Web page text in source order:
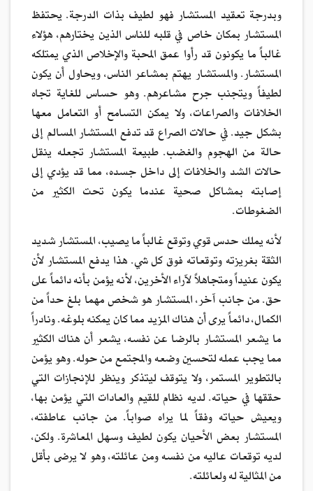
وبدرجة تعقيد المستشار فهو لطيف بذات الدرجة. يحتفظ
المستشار بمكان خاص في قلبه للناس الذين يختارهم، هؤلاء
غالباً ما يكونون قد رأوا عمق المحبة والإخلاص الذي يمتلكه
المستشار. والمستشار يهتم بمشاعر الناس، ويحاول أن يكون
لطيفاً ويتجنب جرح مشاعرهم. وهو حساس للغاية تجاه
الخلافات والصراعات، ولا يمكن التسامح أو التعامل معها
بشكل جيد. في حالات الصراع قد تدفع المستشار المسالم إلى
حالة من الهجوم والغضب. طبيعة المستشار تجعله ينقل
حالات الشد والخلافات إلى داخل جسده، مما قد يؤدي إلى
إصابته بمشاكل صحية عندما يكون تحت الكثير من
الضغوطات.
لأنه يملك حدس قوي وتوقع غالباً ما يصيب، المستشار شديد
الثقة بغريزته وتوقعاته فوق كل شي. هذا يدفع المستشار لأن
يكون عنيداً ومتجاهلاً لآراء الأخرين، لأنه يؤمن بأنه دائماً على
حق. من جانب آخر، المستشار هو شخص مهما بلغ حداً من
الكمال، دائماً يرى أن هناك المزيد مما كان يمكنه بلوغه. ونادراً
ما يشعر المستشار بالرضا عن نفسه، يشعر أن هناك الكثير
مما يجب عمله لتحسين وضعه والمجتمع من حوله. وهو يؤمن
بالتطوير المستمر، ولا يتوقف ليتذكر وينظر للإنجازات التي
حققها في حياته. لديه نظام للقيم والعادات التي يؤمن بها،
ويعيش حياته وفقاً لما يراه صواباً. من جانب عاطفته،
المستشار بعض الأحيان يكون لطيف وسهل المعاشرة. ولكن،
لديه توقعات عاليه من نفسه ومن عائلته، وهو لا يرضى بأقل
من المثالية له ولعائلته.